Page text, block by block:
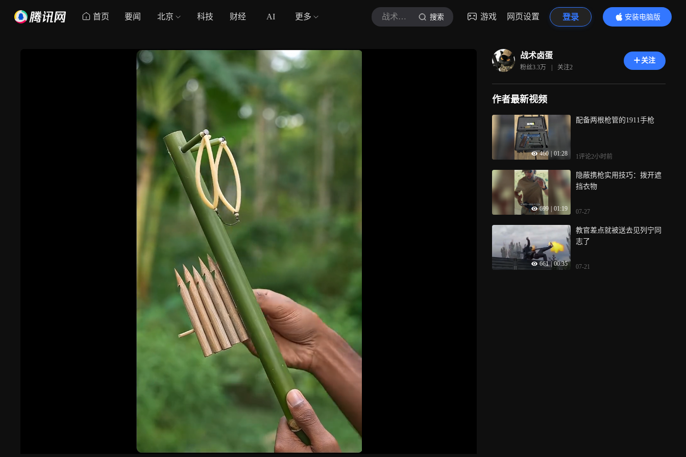
首页 要闻 北京 科技 财经 AI 更多 战术卤蛋 搜索 游戏 网页设置 登录
安装电脑版
内容更精彩
战术卤蛋
粉丝3.3万 | 关注2
关注
作者最新视频
460 01:28
配备两根枪管的1911手枪
1评论2小时前
699 01:19
隐蔽携枪实用技巧：拨开遮
挡衣物
07-27
661 00:35
教官差点就被送去见列宁同
志了
07-21